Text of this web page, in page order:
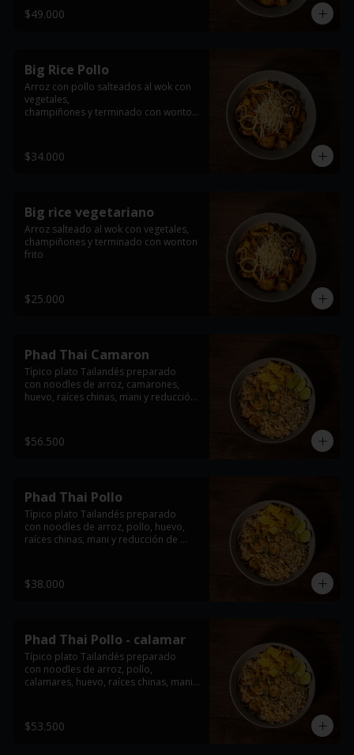
*imagen de referencia se entrega con
la proteína seleccionada
$49.000
Big Rice Pollo
Arroz con pollo salteados al wok con
vegetales,
champiñones y terminado con wonton
*imagen de referencia se entrega con
la proteína seleccionada
$34.000
Big rice vegetariano
Arroz salteado al wok con vegetales,
champiñones y terminado con wonton
frito
$25.000
Phad Thai Camaron
Típico plato Tailandés preparado
con noodles de arroz, camarones,
huevo, raíces chinas, mani y reducción
*Imagen de referencia, se entrega con
$56.500
Phad Thai Pollo
Típico plato Tailandés preparado
con noodles de arroz, pollo, huevo,
raíces chinas, mani y reducción de
*Imagen de referencia, se entrega con
$38.000
Phad Thai Pollo - calamar
Típico plato Tailandés preparado
con noodles de arroz, pollo,
calamares, huevo, raíces chinas, mani y
*Imagen de referencia, se entrega con
$53.500